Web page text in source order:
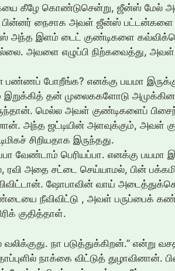
கீழே கொண்டுசென்று, ஜீன்ஸ் மேல்
பின்னர் நைசாக அவள் ஜீன்ஸ் பட்டன்களை
அந்த இளம் டைட் குண்டிகளை
அவளை எழுப்பி நிற்கவைத்து,
பண்ணப் போறீங்க? எனக்கு பயமா
தன் முலைககளோடு
மெல்ல அவள் குண்டிகளைப்
அந்த ஜட்டியின் அளவுக்கும், அவள்
சிறியதாக இருந்தது.
வேண்டாம் பெரியப்பா. எனக்கு பயமா
அதை சட்டை செய்யாமல், பின்
ஷோபாவின் வாய்
நீவிவிட்டு , அவள் பருப்பைக்
குதித்தாள்.
வலிக்குது. நா படுத்துக்கிறன்.” என்று
நாக்கை விட்டுத் துழாவினான்.